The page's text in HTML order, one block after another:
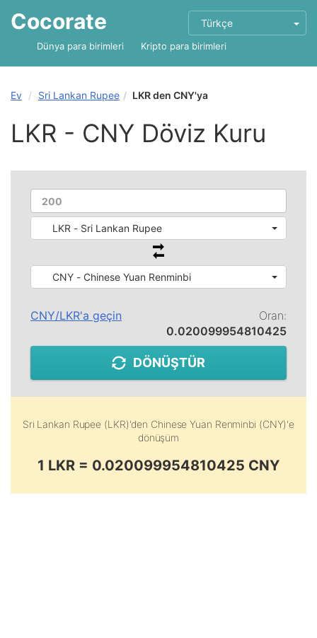
Cocorate Türkçe
Dünya para birimleri Kripto para birimleri
Ev Sri Lankan Rupee LKR den CNY'ya
LKR - CNY Döviz Kuru
LKR - Sri Lankan Rupee
CNY - Chinese Yuan Renminbi
CNY/LKR'a geçin
Oran:
0.020099954810425
DÖNÜŞTÜR
Sri Lankan Rupee (LKR)'den Chinese Yuan Renminbi (CNY)'e
dönüşüm
1 LKR = 0.020099954810425 CNY